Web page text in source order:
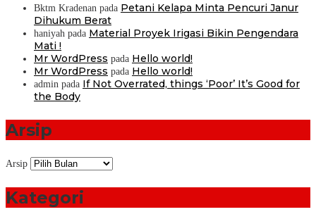
Bktm Kradenan pada Petani Kelapa Minta Pencuri Janur
Dihukum Berat
haniyah pada Material Proyek Irigasi Bikin Pengendara
Mati !
Mr WordPress pada Hello world!
Mr WordPress pada Hello world!
admin pada If Not Overrated, things ‘Poor’ It’s Good for
the Body
Arsip
Arsip
Kategori